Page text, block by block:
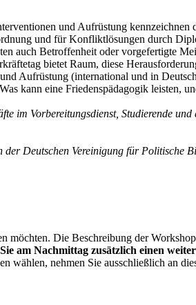
und Aufrüstung
und für Konfliktlösungen durch
auch Betroffenheit oder vorgefertigte
bietet Raum, diese
Aufrüstung (international und in
kann eine Friedenspädagogik leisten,
im Vorbereitungsdienst, ­Studierende
Deutschen Vereinigung für
Die Beschreibung der
am Nachmittag zusätzlich einen
wählen, nehmen Sie ausschließlich an